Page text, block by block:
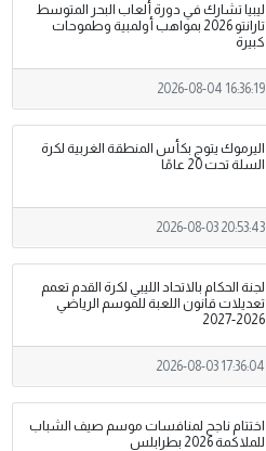
ليبيا تشارك في دورة ألعاب البحر المتوسط
تارانتو 2026 بمواهب أولمبية وطموحات
كبيرة
2026-08-04 16:36:19
اليرموك يتوج بكأس المنطقة الغربية لكرة
السلة تحت 20 عامًا
2026-08-03 20:53:43
لجنة الحكام بالاتحاد الليبي لكرة القدم تعمم
تعديلات قانون اللعبة للموسم الرياضي
2026-2027
2026-08-03 17:36:04
اختتام ناجح لمنافسات موسم صيف الشباب
للملاكمة 2026 بطرابلس